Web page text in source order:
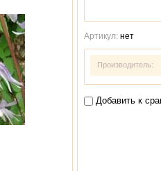
Артикул: нет
Производитель:
Добавить к